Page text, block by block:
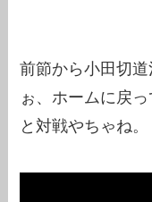
前節から小田切
ぉ、ホームに戻
と対戦やちゃね。